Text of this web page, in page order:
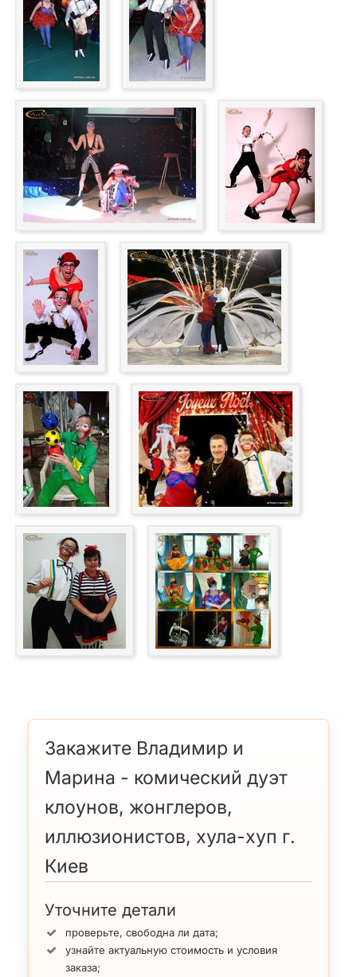
Закажите Владимир и
Марина - комический дуэт
клоунов, жонглеров,
иллюзионистов, хула-хуп г.
Киев
Уточните детали
проверьте, свободна ли дата;
узнайте актуальную стоимость и условия
заказа;